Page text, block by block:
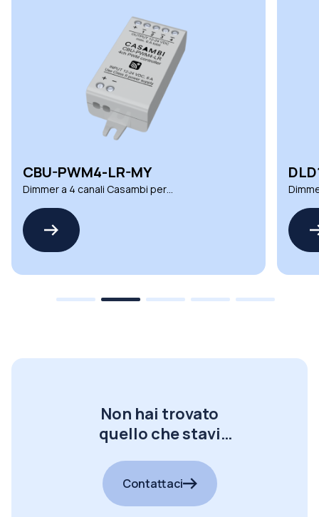
CBU-PWM4-LR-MY
Dimmer a 4 canali Casambi per
Non hai trovato
quello che stavi
Contattaci